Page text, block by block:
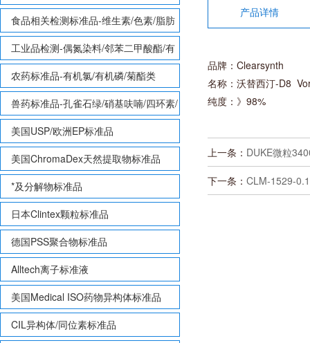
食品相关检测标准品-维生素/色素/脂肪
酸甲酯等
工业品检测-偶氮染料/邻苯二甲酸酯/有
机锡/多溴联苯/多溴联苯醚/多氯联苯
农药标准品-有机氯/有机磷/菊酯类
兽药标准品-孔雀石绿/硝基呋喃/四环素/
磺胺等
美国USP/欧洲EP标准品
美国ChromaDex天然提取物标准品
*及分解物标准品
日本Clintex颗粒标准品
德国PSS聚合物标准品
Alltech离子标准液
美国Medical ISO药物异构体标准品
CIL异构体/同位素标准品
产品详情
品牌：Clearsynth
名称：沃替西汀-D8
纯度：》98%
上一条： DUKE微粒
下一条： CLM-1529-